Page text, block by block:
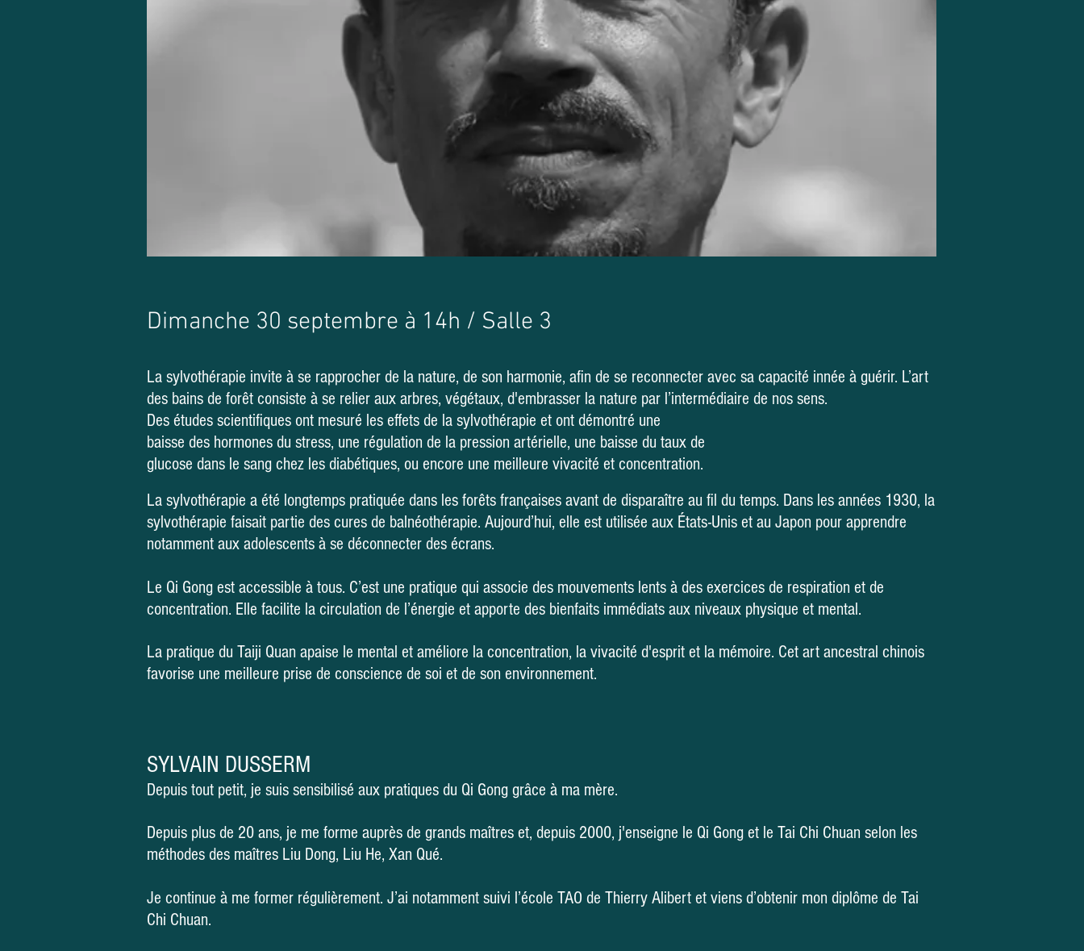
Dimanche 30 septembre à 14h / Salle 3
La sylvothérapie invite à se rapprocher de la nature, de son harmonie, afin de se reconnecter avec sa capacité innée à guérir. L’art
des bains de forêt consiste à se relier aux arbres, végétaux, d'embrasser la nature par l’intermédiaire de nos sens.
Des études scientifiques ont mesuré les effets de la sylvothérapie et ont démontré une
baisse des hormones du stress, une régulation de la pression artérielle, une baisse du taux de
glucose dans le sang chez les diabétiques, ou encore une meilleure vivacité et concentration.
La sylvothérapie a été longtemps pratiquée dans les forêts françaises avant de disparaître au fil du temps. Dans les années 1930, la
sylvothérapie faisait partie des cures de balnéothérapie. Aujourd’hui, elle est utilisée aux États-Unis et au Japon pour apprendre
notamment aux adolescents à se déconnecter des écrans.
Le Qi Gong est accessible à tous. C’est une pratique qui associe des mouvements lents à des exercices de respiration et de
concentration. Elle facilite la circulation de l’énergie et apporte des bienfaits immédiats aux niveaux physique et mental.
La pratique du Taiji Quan apaise le mental et améliore la concentration, la vivacité d'esprit et la mémoire. Cet art ancestral chinois
favorise une meilleure prise de conscience de soi et de son environnement.
SYLVAIN DUSSERM
Depuis tout petit, je suis sensibilisé aux pratiques du Qi Gong grâce à ma mère.
Depuis plus de 20 ans, je me forme auprès de grands maîtres et, depuis 2000, j'enseigne le Qi Gong et le Tai Chi Chuan selon les
méthodes des maîtres Liu Dong, Liu He, Xan Qué.
Je continue à me former régulièrement. J’ai notamment suivi l’école TAO de Thierry Alibert et viens d’obtenir mon diplôme de Tai
Chi Chuan.